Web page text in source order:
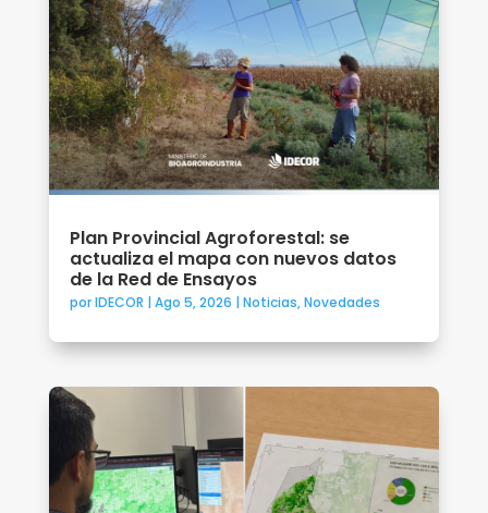
Plan Provincial Agroforestal: se
actualiza el mapa con nuevos datos
de la Red de Ensayos
porIDECOR | Ago 5, 2026 | Noticias,Novedades